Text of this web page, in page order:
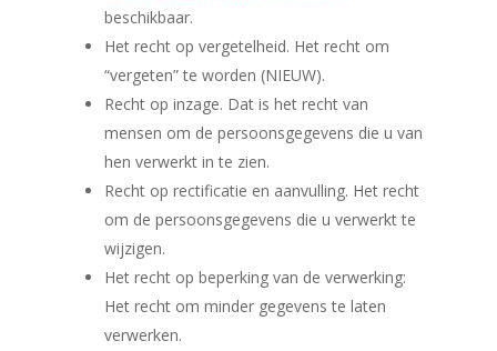
beschikbaar.
Het recht op vergetelheid. Het recht om
“vergeten” te worden (NIEUW).
Recht op inzage. Dat is het recht van
mensen om de persoonsgegevens die u van
hen verwerkt in te zien.
Recht op rectificatie en aanvulling. Het recht
om de persoonsgegevens die u verwerkt te
wijzigen.
Het recht op beperking van de verwerking:
Het recht om minder gegevens te laten
verwerken.